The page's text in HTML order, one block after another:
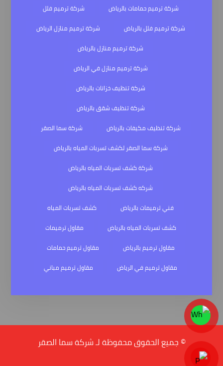
شركة ترميم حمامات بالرياض
شركة ترميم فلل
شركة ترميم فلل بالرياض
شركة ترميم منازل الرياض
شركة ترميم منازل بالرياض
شركة ترميم منازل في الرياض
شركة تنظيف خزانات بالرياض
شركة تنظيف شقق بالرياض
شركة تنظيف مكيفات بالرياض
شركة سما الصقر
شركة سما الصقر لكشف تسربات المياه بالرياض
شركة كشف تسربات المياه بالرياض
شركه كشف تسربات المياه بالرياض
فني ترميمات بالرياض
كشف تسربات المياه
كشف تسربات المياه بالرياض
مقاول ترميمات
مقاول ترميم بالرياض
مقاول ترميم حمامات
مقاول ترميم في الرياض
مقاول ترميم مباني
© جميع الحقوق محفوظة لـ شركة سما الصقر